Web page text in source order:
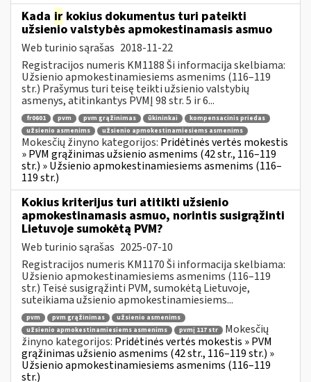
Kada ir kokius dokumentus turi pateikti
užsienio valstybės apmokestinamasis asmuo
Web turinio sąrašas 2018-11-22
Registracijos numeris KM1188 Ši informacija skelbiama:
Užsienio apmokestinamiesiems asmenims (116–119
str.) Prašymus turi teisę teikti užsienio valstybių
asmenys, atitinkantys PVMĮ 98 str. 5 ir 6...
fr0601 pvm pvm grąžinimas ūkininkai
kompensacinis priedas
užsienio asmenims
užsienio apmokestinamiesiems asmenims
Mokesčių žinyno kategorijos: Pridėtinės vertės mokestis
» PVM grąžinimas užsienio asmenims (42 str., 116–119
str.) » Užsienio apmokestinamiesiems asmenims (116–
119 str.)
Kokius kriterijus turi atitikti užsienio
apmokestinamasis asmuo, norintis susigrąžinti
Lietuvoje sumokėtą PVM?
Web turinio sąrašas 2025-07-10
Registracijos numeris KM1170 Ši informacija skelbiama:
Užsienio apmokestinamiesiems asmenims (116–119
str.) Teisė susigrąžinti PVM, sumokėtą Lietuvoje,
suteikiama užsienio apmokestinamiesiems...
pvm pvm grąžinimas
užsienio asmenims
užsienio apmokestinamiesiems asmenims
pvmį 117 str
Mokesčių
žinyno kategorijos: Pridėtinės vertės mokestis » PVM
grąžinimas užsienio asmenims (42 str., 116–119 str.) »
Užsienio apmokestinamiesiems asmenims (116–119
str.)